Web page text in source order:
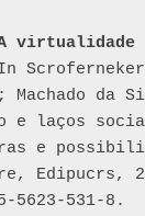
virtualidade
Machado da
e laços
e
Edipucrs,
5623-531-8.